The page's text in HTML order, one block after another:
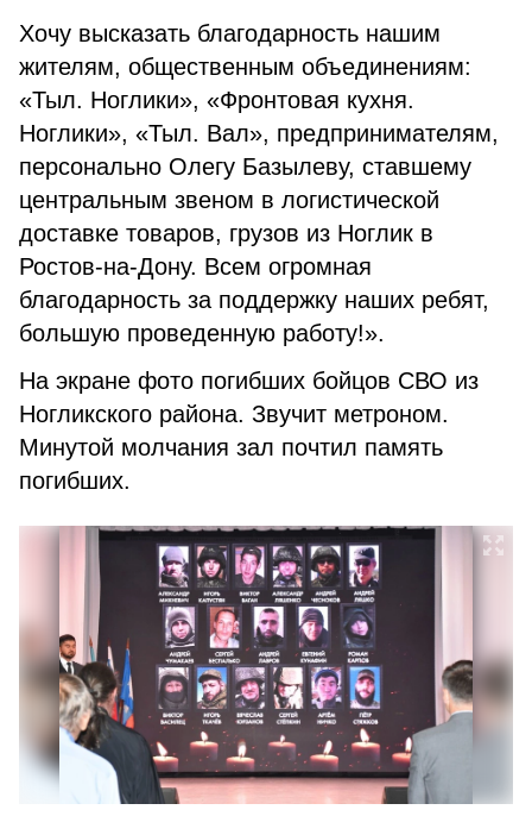
Хочу высказать благодарность нашим
жителям, общественным объединениям:
«Тыл. Ноглики», «Фронтовая кухня.
Ноглики», «Тыл. Вал», предпринимателям,
персонально Олегу Базылеву, ставшему
центральным звеном в логистической
доставке товаров, грузов из Ноглик в
Ростов-на-Дону. Всем огромная
благодарность за поддержку наших ребят,
большую проведенную работу!».
На экране фото погибших бойцов СВО из
Ногликского района. Звучит метроном.
Минутой молчания зал почтил память
погибших.